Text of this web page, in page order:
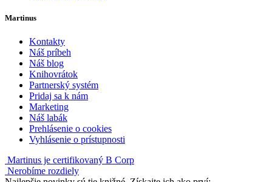
Martinus
Kontakty
Náš príbeh
Náš blog
Knihovrátok
Partnerský systém
Pridaj sa k nám
Marketing
Náš labák
Prehlásenie o cookies
Vyhlásenie o prístupnosti
Martinus je certifikovaný B Corp
Nerobíme rozdiely